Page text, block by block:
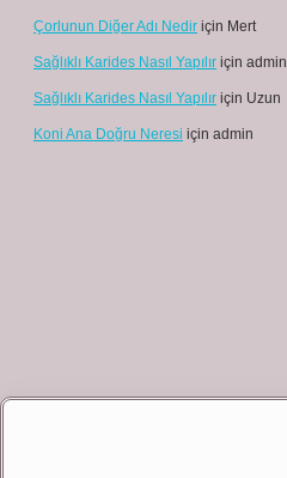
Çorlunun Diğer Adı Nedir için Mert
Sağlıklı Karides Nasıl Yapılır için admin
Sağlıklı Karides Nasıl Yapılır için Uzun
Koni Ana Doğru Neresi için admin